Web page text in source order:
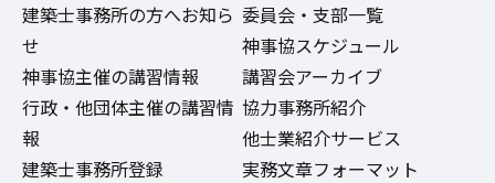
建築士事務所の方へお知ら
せ
神事協主催の講習情報
行政・他団体主催の講習情
報
建築士事務所登録
委員会・支部一覧
神事協スケジュール
講習会アーカイブ
協力事務所紹介
他士業紹介サービス
実務文章フォーマット